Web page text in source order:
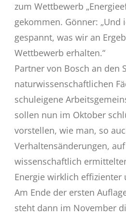
zum Wettbewerb
gekommen. Gönner: „Und
gespannt, was wir an
Wettbewerb erhalten.“
Partner von Bosch an den
naturwissenschaftlichen
schuleigene
sollen nun im Oktober
vorstellen, wie man, so
Verhaltensänderungen,
wissenschaftlich
Energie wirklich effizienter
Am Ende der ersten
steht dann im November